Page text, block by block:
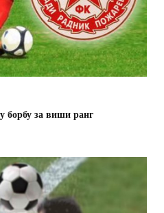
борбу за виши ранг